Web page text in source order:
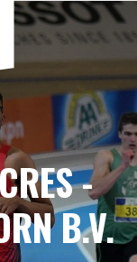
-
B.V.